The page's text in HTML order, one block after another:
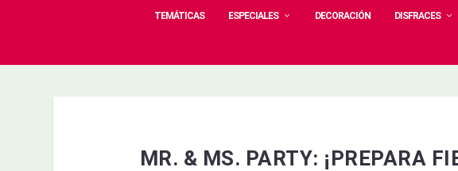
TEMÁTICAS ESPECIALES DECORACIÓN DISFRACES
MR. & MS. PARTY: ¡PREPARA